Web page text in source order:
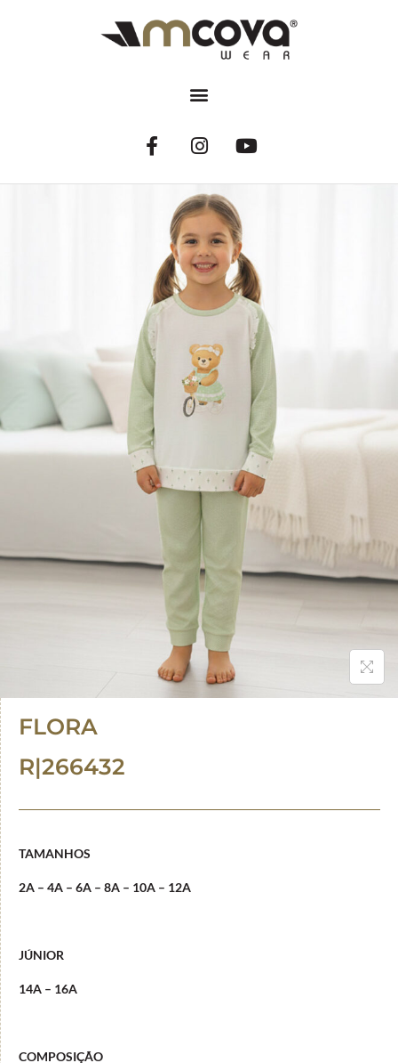
FLORA
R|266432
TAMANHOS
2A – 4A – 6A – 8A – 10A – 12A
JÚNIOR
14A – 16A
COMPOSIÇÃO